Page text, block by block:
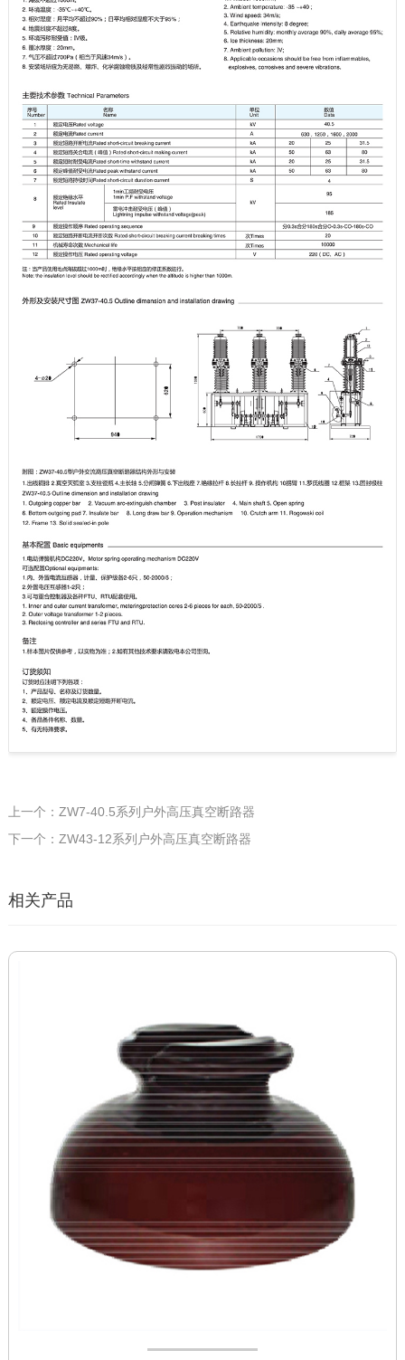
上一个：ZW7-40.5系列户外高压真空断路器
下一个：ZW43-12系列户外高压真空断路器
相关产品